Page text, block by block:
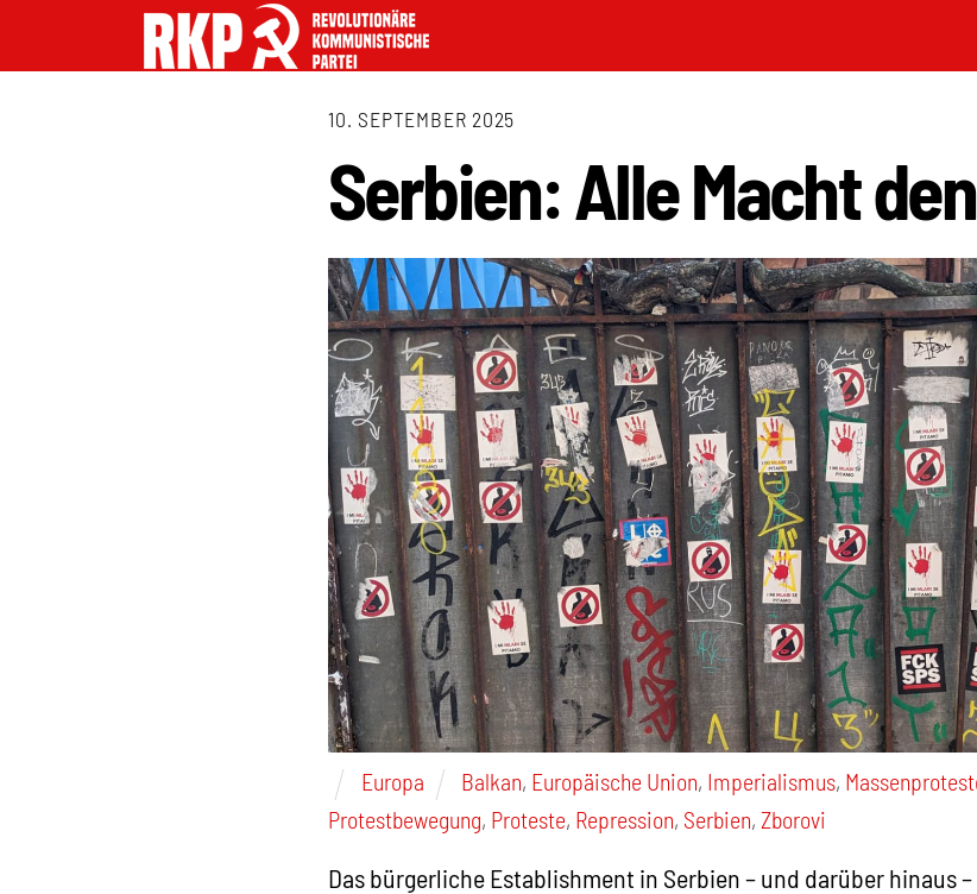
10. SEPTEMBER 2025
Serbien: Alle Macht
Europa Balkan, Europäische Union, Imperialismus,
Protestbewegung, Proteste, Repression, Serbien, Zborovi
Das bürgerliche Establishment in Serbien – und darüber hinaus